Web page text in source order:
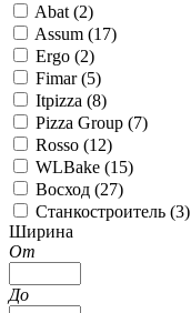
Abat (2)
Assum (17)
Ergo (2)
Fimar (5)
Itpizza (8)
Pizza Group (7)
Rosso (12)
WLBake (15)
Восход (27)
Станкостроитель (3)
Ширина
От
До